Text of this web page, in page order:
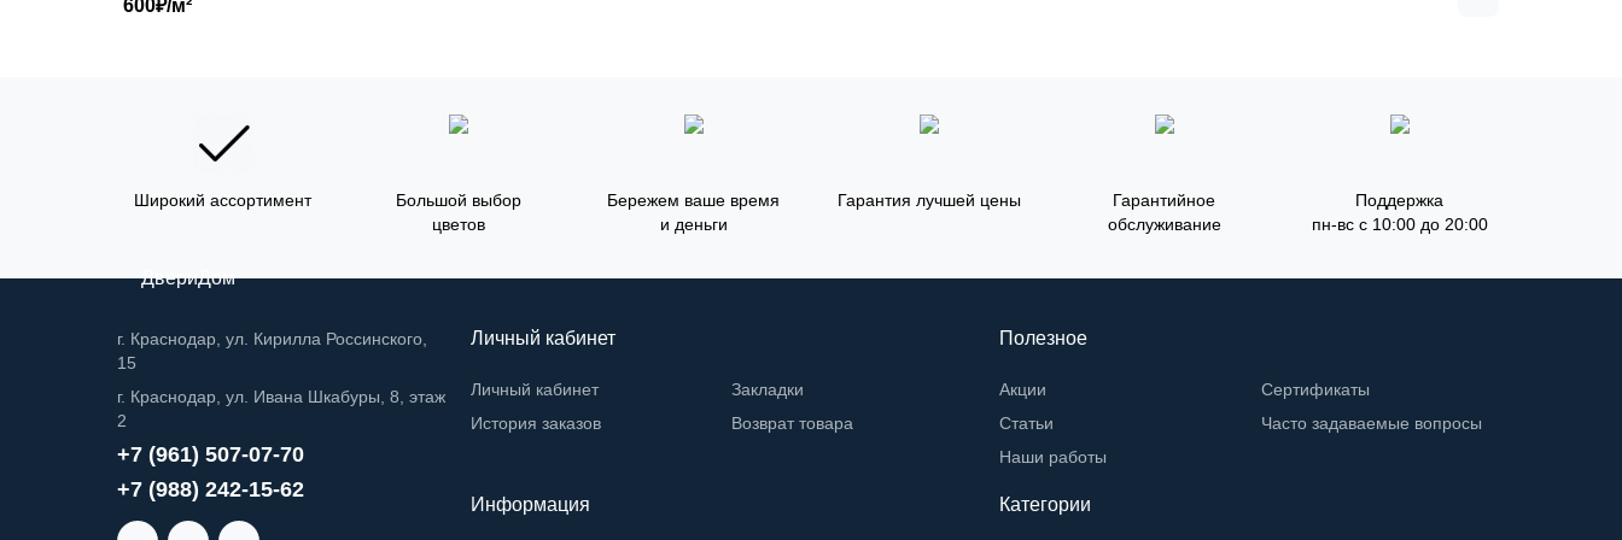
600₽/м²
Широкий ассортимент
Большой выбор
цветов
Бережем ваше время
и деньги
Гарантия лучшей цены
Гарантийное
обслуживание
Поддержка
пн-вс с 10:00 до 20:00
ДвериДом
г. Краснодар, ул. Кирилла Россинского,
15
г. Краснодар, ул. Ивана Шкабуры, 8, этаж
2
+7 (961) 507-07-70
+7 (988) 242-15-62
Личный кабинет
Личный кабинет
История заказов
Закладки
Возврат товара
Полезное
Акции
Статьи
Наши работы
Сертификаты
Часто задаваемые вопросы
Информация Категории